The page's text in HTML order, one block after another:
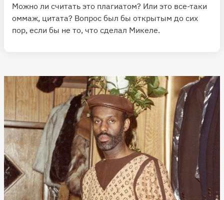
Можно ли считать это плагиатом? Или это все-таки
оммаж, цитата? Вопрос был бы открытым до сих
пор, если бы не то, что сделал Микеле.